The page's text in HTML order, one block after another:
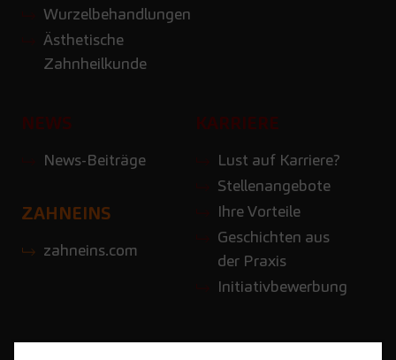
Wurzelbehandlungen
Ästhetische
Zahnheilkunde
NEWS
News-Beiträge
KARRIERE
Lust auf Karriere?
Stellenangebote
Ihre Vorteile
Geschichten aus
der Praxis
Initiativbewerbung
ZAHNEINS
zahneins.com